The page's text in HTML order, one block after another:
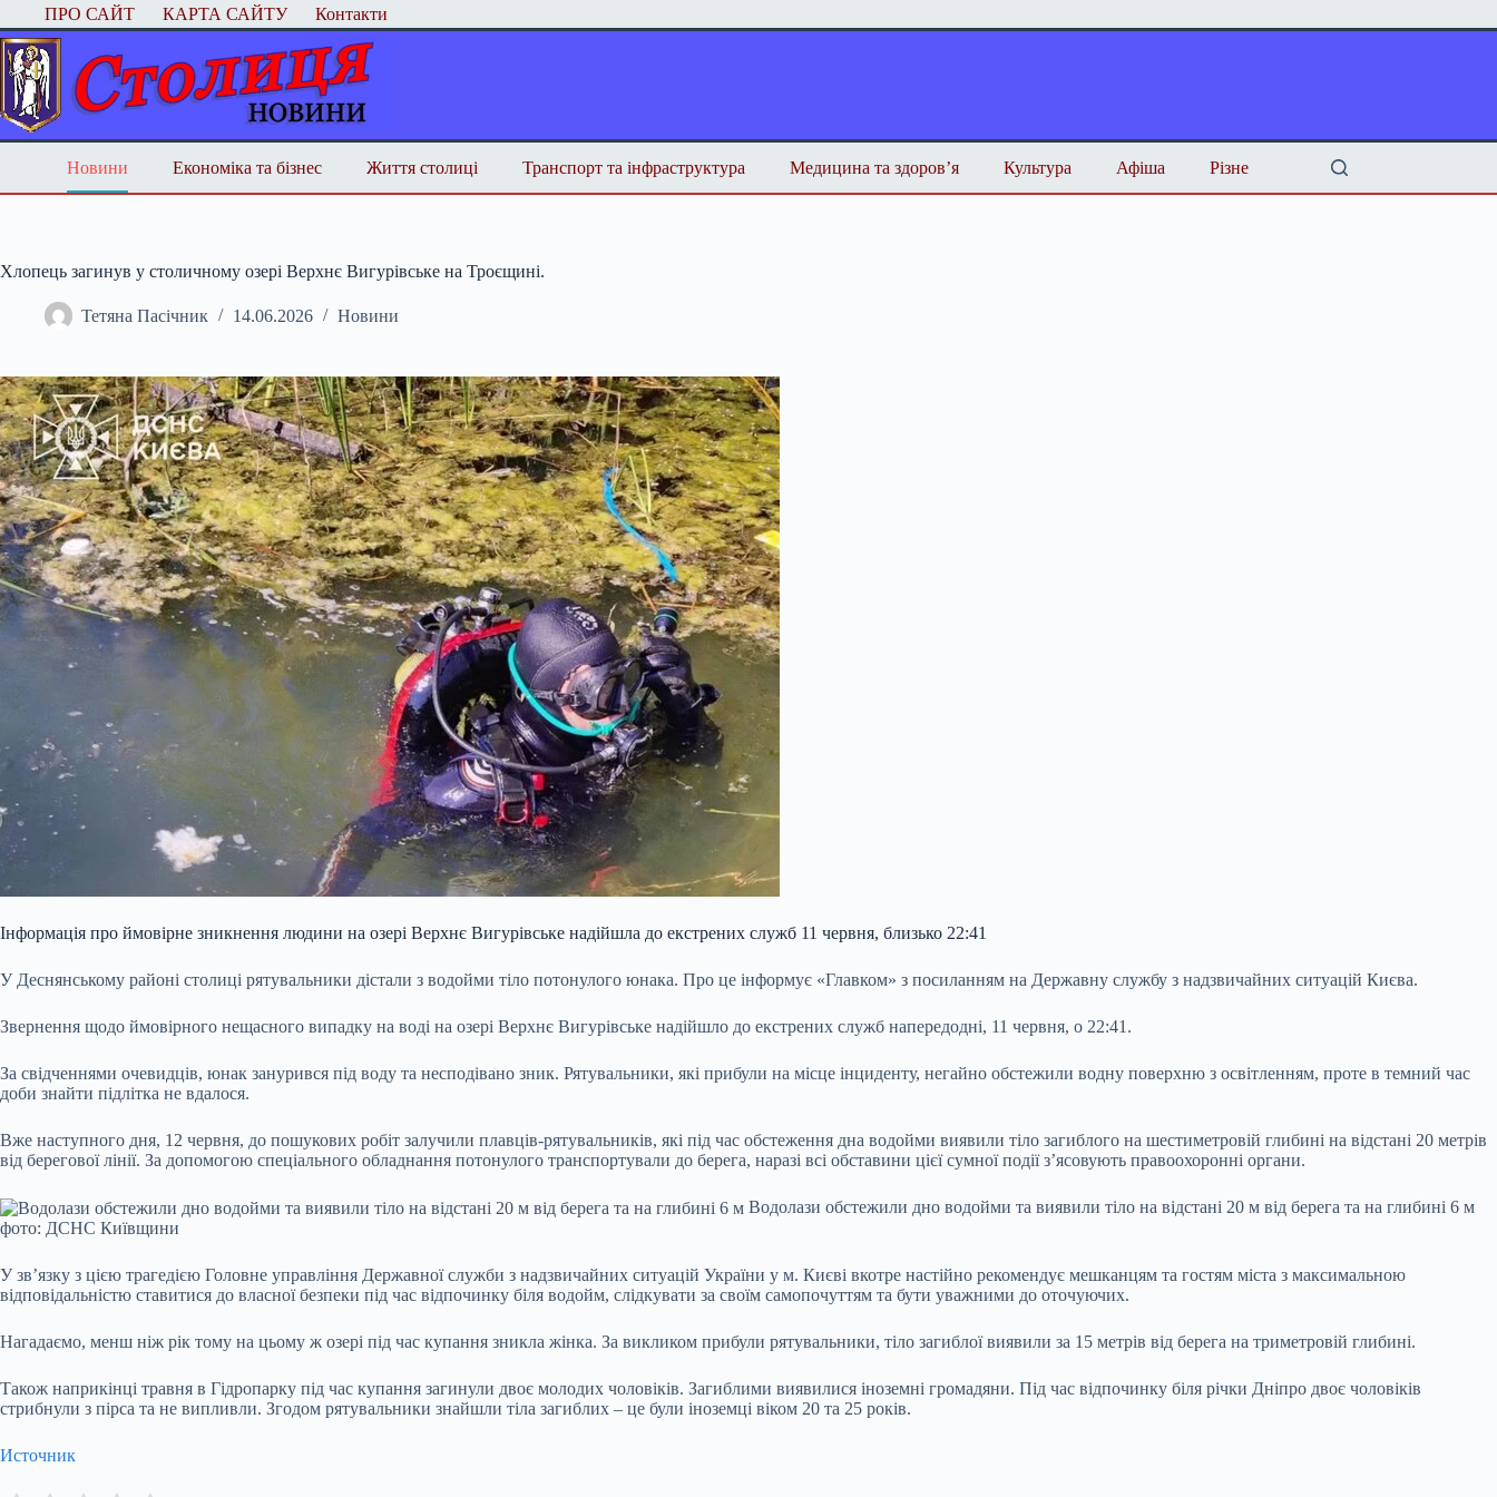
Перейти
до
вмісту
ПРО САЙТ КАРТА САЙТУ Контакти
Новини Економіка та бізнес Життя столиці Транспорт та інфраструктура Медицина та здоров’я Культура Афіша Різне
Хлопець загинув у столичному озері Верхнє Вигурівське на Троєщині.
Тетяна Пасічник 14.06.2026 Новини
Інформація про ймовірне зникнення людини на озері Верхнє Вигурівське надійшла до екстрених служб 11 червня, близько 22:41
У Деснянському районі столиці рятувальники дістали з водойми тіло потонулого юнака. Про це інформує «Главком» з посиланням на Державну службу з надзвичайних ситуацій Києва.
Звернення щодо ймовірного нещасного випадку на воді на озері Верхнє Вигурівське надійшло до екстрених служб напередодні, 11 червня, о 22:41.
За свідченнями очевидців, юнак занурився під воду та несподівано зник. Рятувальники, які прибули на місце інциденту, негайно обстежили водну поверхню з освітленням, проте в темний час
доби знайти підлітка не вдалося.
Вже наступного дня, 12 червня, до пошукових робіт залучили плавців-рятувальників, які під час обстеження дна водойми виявили тіло загиблого на шестиметровій глибині на відстані 20 метрів
від берегової лінії. За допомогою спеціального обладнання потонулого транспортували до берега, наразі всі обставини цієї сумної події з’ясовують правоохоронні органи.
Водолази обстежили дно водойми та виявили тіло на відстані 20 м від берега та на глибині 6 м
фото: ДСНС Київщини
У зв’язку з цією трагедією Головне управління Державної служби з надзвичайних ситуацій України у м. Києві вкотре настійно рекомендує мешканцям та гостям міста з максимальною
відповідальністю ставитися до власної безпеки під час відпочинку біля водойм, слідкувати за своїм самопочуттям та бути уважними до оточуючих.
Нагадаємо, менш ніж рік тому на цьому ж озері під час купання зникла жінка. За викликом прибули рятувальники, тіло загиблої виявили за 15 метрів від берега на триметровій глибині.
Також наприкінці травня в Гідропарку під час купання загинули двоє молодих чоловіків. Загиблими виявилися іноземні громадяни. Під час відпочинку біля річки Дніпро двоє чоловіків
стрибнули з пірса та не випливли. Згодом рятувальники знайшли тіла загиблих – це були іноземці віком 20 та 25 років.
Источник